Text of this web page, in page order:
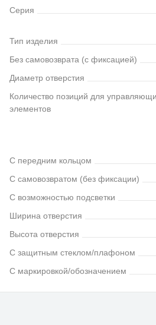
Серия
Тип изделия
Без самовозврата (с фиксацией)
Диаметр отверстия
Количество позиций для
элементов
С передним кольцом
С самовозвратом (без фиксации)
С возможностью подсветки
Ширина отверстия
Высота отверстия
С защитным стеклом/плафоном
С маркировкой/обозначением